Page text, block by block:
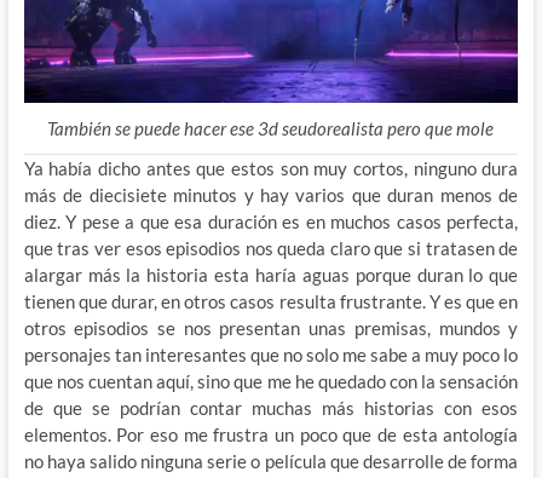
También se puede hacer ese 3d seudorealista pero que mole
Ya había dicho antes que estos son muy cortos, ninguno dura
más de diecisiete minutos y hay varios que duran menos de
diez. Y pese a que esa duración es en muchos casos perfecta,
que tras ver esos episodios nos queda claro que si tratasen de
alargar más la historia esta haría aguas porque duran lo que
tienen que durar, en otros casos resulta frustrante. Y es que en
otros episodios se nos presentan unas premisas, mundos y
personajes tan interesantes que no solo me sabe a muy poco lo
que nos cuentan aquí, sino que me he quedado con la sensación
de que se podrían contar muchas más historias con esos
elementos. Por eso me frustra un poco que de esta antología
no haya salido ninguna serie o película que desarrolle de forma